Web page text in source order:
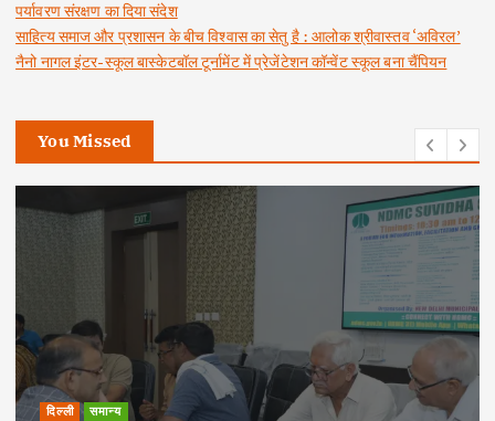
पर्यावरण संरक्षण का दिया संदेश
साहित्य समाज और प्रशासन के बीच विश्वास का सेतु है : आलोक श्रीवास्तव ‘अविरल’
नैनो नागल इंटर-स्कूल बास्केटबॉल टूर्नामेंट में प्रेजेंटेशन कॉन्वेंट स्कूल बना चैंपियन
You Missed
दिल्ली राष्ट्रीय समान्य